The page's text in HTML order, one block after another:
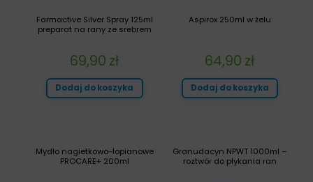
Aspirox 250ml w żelu
64,90 zł
Dodaj do koszyka
Farmactive Silver Spray 125ml
preparat na rany ze srebrem
69,90 zł
Dodaj do koszyka
Granudacyn NPWT 1000ml –
roztwór do płykania ran
Mydło nagietkowo-łopianowe
PROCARE+ 200ml